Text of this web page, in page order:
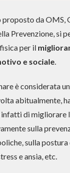
proposto da OMS,
Prevenzione, si
per il
e sociale.
è considerata
abitualmente,
infatti di migliorare
sulla
sulla postura
e ansia, etc.